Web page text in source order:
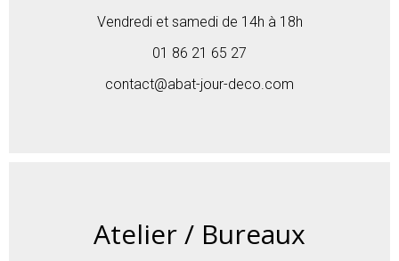
Vendredi et samedi de 14h à 18h
01 86 21 65 27
contact@abat-jour-deco.com
Atelier / Bureaux